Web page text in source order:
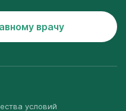
врачу
условий